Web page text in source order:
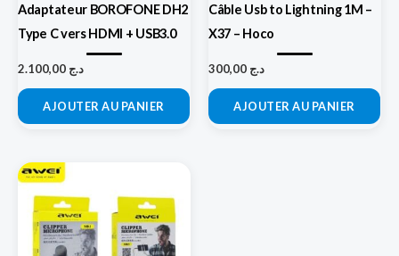
Adaptateur BOROFONE DH2
Type C vers HDMI + USB3.0
د.ج
AJOUTER AU PANIER
Câble Usb to Lightning 1M –
X37 – Hoco
د.ج
AJOUTER AU PANIER